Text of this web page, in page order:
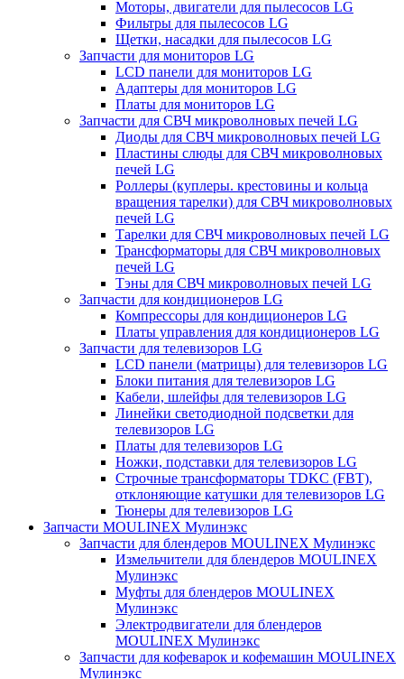
Моторы, двигатели для пылесосов LG
Фильтры для пылесосов LG
Щетки, насадки для пылесосов LG
Запчасти для мониторов LG
LCD панели для мониторов LG
Адаптеры для мониторов LG
Платы для мониторов LG
Запчасти для СВЧ микроволновых печей LG
Диоды для СВЧ микроволновых печей LG
Пластины слюды для СВЧ микроволновых
печей LG
Роллеры (куплеры. крестовины и кольца
вращения тарелки) для СВЧ микроволновых
печей LG
Тарелки для СВЧ микроволновых печей LG
Трансформаторы для СВЧ микроволновых
печей LG
Тэны для СВЧ микроволновых печей LG
Запчасти для кондиционеров LG
Компрессоры для кондиционеров LG
Платы управления для кондиционеров LG
Запчасти для телевизоров LG
LCD панели (матрицы) для телевизоров LG
Блоки питания для телевизоров LG
Кабели, шлейфы для телевизоров LG
Линейки светодиодной подсветки для
телевизоров LG
Платы для телевизоров LG
Ножки, подставки для телевизоров LG
Строчные трансформаторы TDKC (FBT),
отклоняющие катушки для телевизоров LG
Тюнеры для телевизоров LG
Запчасти MOULINEX Мулинэкс
Запчасти для блендеров MOULINEX Мулинэкс
Измельчители для блендеров MOULINEX
Мулинэкс
Муфты для блендеров MOULINEX
Мулинэкс
Электродвигатели для блендеров
MOULINEX Мулинэкс
Запчасти для кофеварок и кофемашин MOULINEX
Мулинэкс